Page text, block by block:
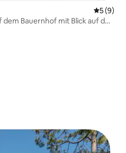
5 (9)
Bauernhof mit Blick auf den